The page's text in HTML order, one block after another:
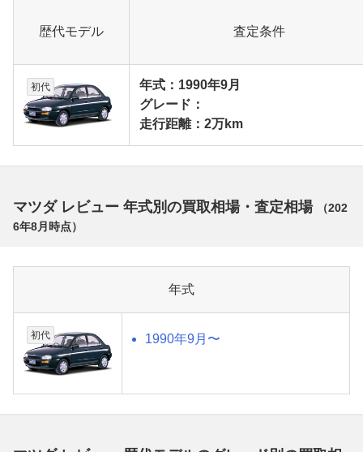
歴代モデル 査定条件
初代
年式：1990年9月
グレード：
走行距離：2万km
マツダ レビュー 年式別の買取相場・査定相場 （202
6年8月 時点）
年式
初代 1990年9月〜